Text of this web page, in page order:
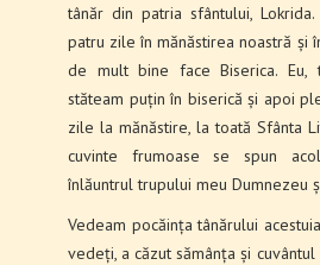
tânăr din patria sfântului,
patru zile în mănăstirea noastră și
de mult bine face Biserica.
stăteam puțin în biserică și apoi
zile la mănăstire, la toată Sfânta
cuvinte frumoase se spun
înlăuntrul trupului meu Dumnezeu
Vedeam pocăința tânărului
vedeți, a căzut sămânța și cuvântul